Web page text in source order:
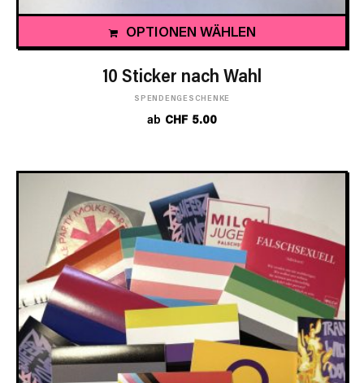
OPTIONEN WÄHLEN
10 Sticker nach Wahl
SPENDENGESCHENKE
ab CHF5.00